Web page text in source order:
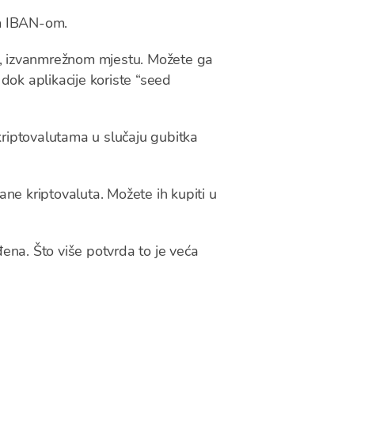
IBAN-om.
mjestu. Možete ga
aplikacije koriste “seed
u slučaju gubitka
kriptovaluta. Možete ih kupiti u
Što više potvrda to je veća